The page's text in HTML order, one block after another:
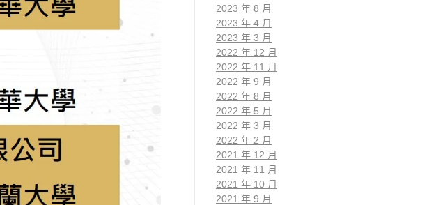
2023 年 8 月
2023 年 4 月
2023 年 3 月
2022 年 12 月
2022 年 11 月
2022 年 9 月
2022 年 8 月
2022 年 5 月
2022 年 3 月
2022 年 2 月
2021 年 12 月
2021 年 11 月
2021 年 10 月
2021 年 9 月